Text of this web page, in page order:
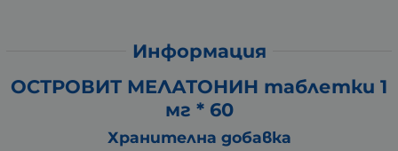
Информация
ОСТРОВИТ МЕЛАТОНИН таблетки 1
мг * 60
Хранителна добавка